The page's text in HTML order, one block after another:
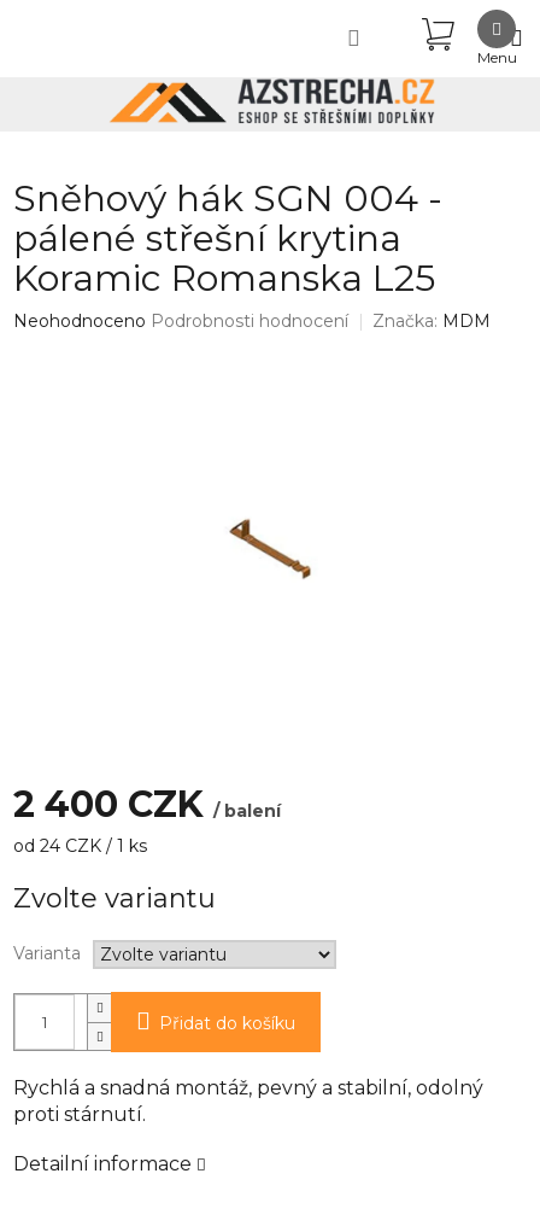
KOŠÍK
Sněhový hák SGN 004 -
pálené střešní krytina
Koramic Romanska L25
Průměrné
Neohodnoceno Podrobnosti hodnocení Značka: MDM
2 400 CZK/ balení
Měrná
od 24 CZK / 1 ks
Zvolte variantu
Varianta
Přidat do košíku
Rychlá a snadná montáž, pevný a stabilní, odolný
proti stárnutí.
Detailní informace